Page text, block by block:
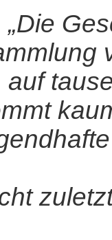
„Die